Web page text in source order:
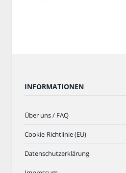
INFORMATIONEN
Über uns / FAQ
Cookie-Richtlinie (EU)
Datenschutzerklärung